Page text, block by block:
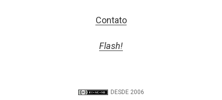
Contato
Flash!
DESDE 2006